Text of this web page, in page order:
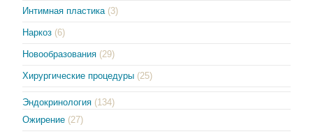
Интимная пластика (3)
Наркоз (6)
Новообразования (29)
Хирургические процедуры (25)
Эндокринология (134)
Ожирение (27)